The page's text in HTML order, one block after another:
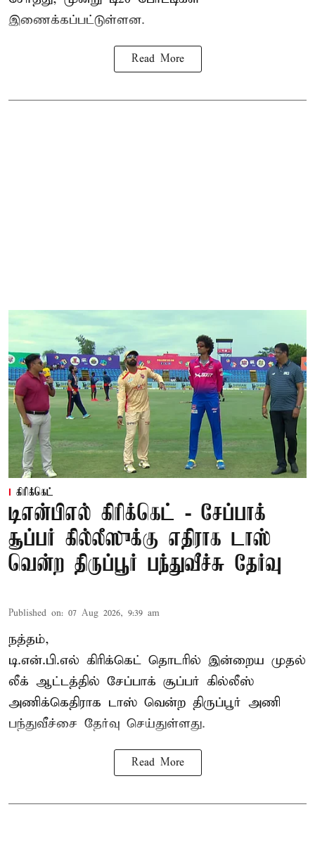
இணைக்கப்பட்டுள்ளன.
Read More
கிரிக்கெட்
டிஎன்பிஎல் கிரிக்கெட் - சேப்பாக்
சூப்பர் கில்லீஸுக்கு எதிராக டாஸ்
வென்ற திருப்பூர் பந்துவீச்சு தேர்வு
Published on: 07 Aug 2026, 9:39 am
நத்தம்,
டி.என்.பி.எல் கிரிக்கெட் தொடரில் இன்றைய முதல்
லீக் ஆட்டத்தில் சேப்பாக் சூப்பர் கில்லீஸ்
அணிக்கெதிராக டாஸ் வென்ற திருப்பூர் அணி
பந்துவீச்சை தேர்வு செய்துள்ளது.
Read More